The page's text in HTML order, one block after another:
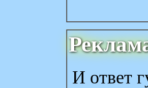
И ответ